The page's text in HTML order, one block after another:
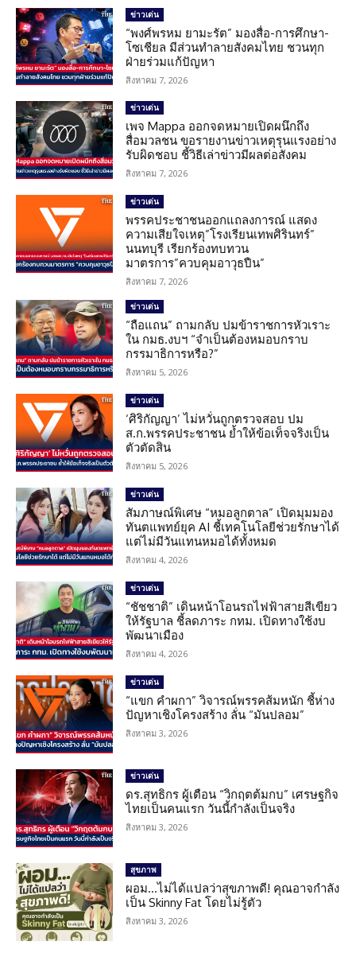
ข่าวเด่น
“พงศ์พรหม ยามะรัต” มองสื่อ-การศึกษา-
โซเชียล มีส่วนทำลายสังคมไทย ชวนทุก
ฝ่ายร่วมแก้ปัญหา
สิงหาคม 7, 2026
ข่าวเด่น
เพจ Mappa ออกจดหมายเปิดผนึกถึง
สื่อมวลชน ขอรายงานข่าวเหตุรุนแรงอย่าง
รับผิดชอบ ชี้วิธีเล่าข่าวมีผลต่อสังคม
สิงหาคม 7, 2026
ข่าวเด่น
พรรคประชาชนออกแถลงการณ์ แสดง
ความเสียใจเหตุ”โรงเรียนเทพศิรินทร์”
นนทบุรี เรียกร้องทบทวน
มาตรการ”ควบคุมอาวุธปืน”
สิงหาคม 7, 2026
ข่าวเด่น
“ถือแถน” ถามกลับ ปมข้าราชการหัวเราะ
ใน กมธ.งบฯ “จำเป็นต้องหมอบกราบ
กรรมาธิการหรือ?”
สิงหาคม 5, 2026
ข่าวเด่น
‘ศิริกัญญา’ ไม่หวั่นถูกตรวจสอบ ปม
ส.ก.พรรคประชาชน ย้ำให้ข้อเท็จจริงเป็น
ตัวตัดสิน
สิงหาคม 5, 2026
ข่าวเด่น
สัมภาษณ์พิเศษ “หมอลูกตาล” เปิดมุมมอง
ทันตแพทย์ยุค AI ชี้เทคโนโลยีช่วยรักษาได้
แต่ไม่มีวันแทนหมอได้ทั้งหมด
สิงหาคม 4, 2026
ข่าวเด่น
“ชัชชาติ” เดินหน้าโอนรถไฟฟ้าสายสีเขียว
ให้รัฐบาล ชี้ลดภาระ กทม. เปิดทางใช้งบ
พัฒนาเมือง
สิงหาคม 4, 2026
ข่าวเด่น
“แขก คำผกา” วิจารณ์พรรคส้มหนัก ชี้ห่าง
ปัญหาเชิงโครงสร้าง ลั่น “มันปลอม”
สิงหาคม 3, 2026
ข่าวเด่น
ดร.สุทธิกร ผู้เตือน “วิกฤตต้มกบ” เศรษฐกิจ
ไทยเป็นคนแรก วันนี้กำลังเป็นจริง
สิงหาคม 3, 2026
สุขภาพ
ผอม…ไม่ได้แปลว่าสุขภาพดี! คุณอาจกำลัง
เป็น Skinny Fat โดยไม่รู้ตัว
สิงหาคม 3, 2026